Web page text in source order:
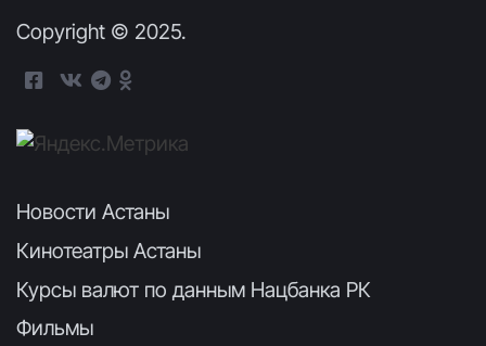
Copyright © 2025.
Новости Астаны
Кинотеатры Астаны
Курсы валют по данным Нацбанка РК
Фильмы